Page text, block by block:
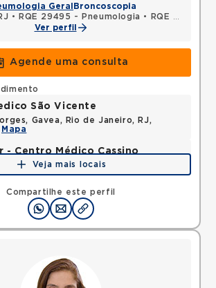
Geral Broncoscopia
• RQE 29495 - Pneumologia •
RQE 29496 - Clínica médica
Ver perfil
Agende uma consulta
Compartilhe este perfil
São Vicente
Gavea, Rio de Janeiro, RJ,
Mapa
- Centro Médico Cassino
Copacabana, Rio de Janeiro, RJ,
•Mapa
Veja mais locais